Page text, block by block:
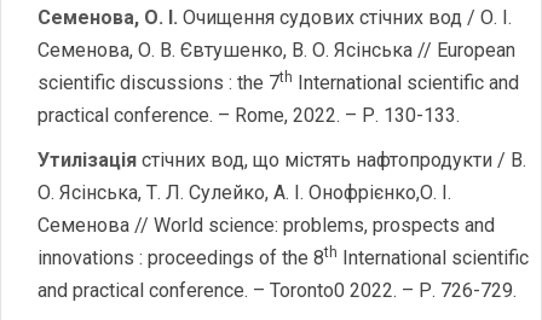
Семенова, О. І. Очищення судових стічних вод / О. І.
Семенова, О. В. Євтушенко, В. О. Ясінська // European
scientific discussions : the 7th International scientific and
practical conference. – Rome, 2022. – Р. 130-133.
Утилізація стічних вод, що містять нафтопродукти / В.
О. Ясінська, Т. Л. Сулейко, А. І. Онофрієнко,О. І.
Семенова // World science: problems, prospects and
innovations : proceedings of the 8th International scientific
and practical conference. – Toronto0 2022. – Р. 726-729.